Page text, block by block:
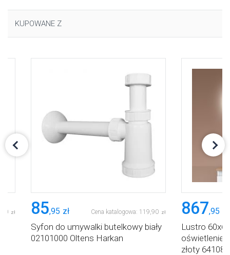
KUPOWANE Z
90 zł 85,95 zł Cena katalogowa: 119 90 zł
Syfon do umywalki butelkowy biały
02101000 Oltens Harkan
867,95
Lustro
złoty